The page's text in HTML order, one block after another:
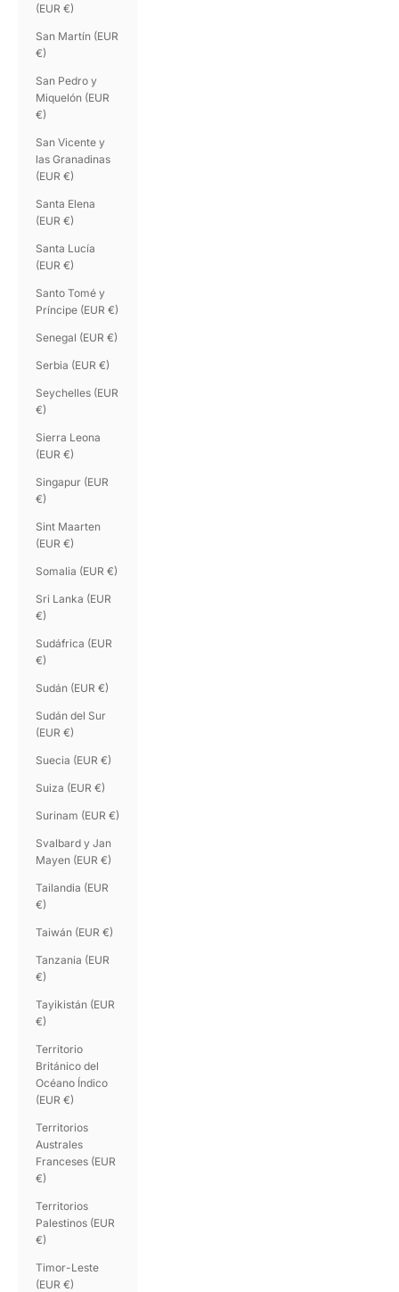
(EUR €)
San Martín (EUR
€)
San Pedro y
Miquelón (EUR
€)
San Vicente y
las Granadinas
(EUR €)
Santa Elena
(EUR €)
Santa Lucía
(EUR €)
Santo Tomé y
Príncipe (EUR €)
Senegal (EUR €)
Serbia (EUR €)
Seychelles (EUR
€)
Sierra Leona
(EUR €)
Singapur (EUR
€)
Sint Maarten
(EUR €)
Somalia (EUR €)
Sri Lanka (EUR
€)
Sudáfrica (EUR
€)
Sudán (EUR €)
Sudán del Sur
(EUR €)
Suecia (EUR €)
Suiza (EUR €)
Surinam (EUR €)
Svalbard y Jan
Mayen (EUR €)
Tailandia (EUR
€)
Taiwán (EUR €)
Tanzania (EUR
€)
Tayikistán (EUR
€)
Territorio
Británico del
Océano Índico
(EUR €)
Territorios
Australes
Franceses (EUR
€)
Territorios
Palestinos (EUR
€)
Timor-Leste
(EUR €)